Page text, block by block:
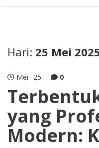
Hari: 25 Mei
Mei 25 0
yang
Modern: